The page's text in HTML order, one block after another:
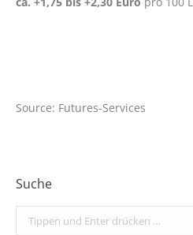
Source: Futures-Services
Suche
Search: